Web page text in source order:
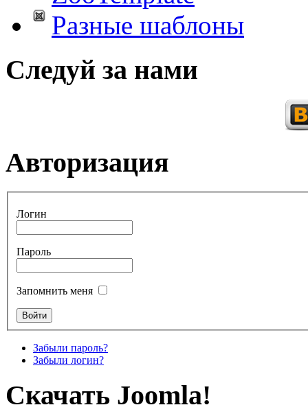
Разные шаблоны
Следуй за нами
Авторизация
Логин
Пароль
Запомнить меня
Забыли пароль?
Забыли логин?
Скачать Joomla!